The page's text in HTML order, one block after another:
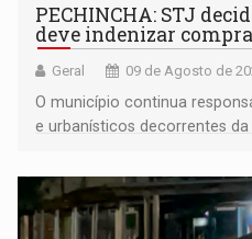
PECHINCHA: STJ
deve indenizar
Geral 09 de Agosto de
O município continua
e urbanísticos decorrentes